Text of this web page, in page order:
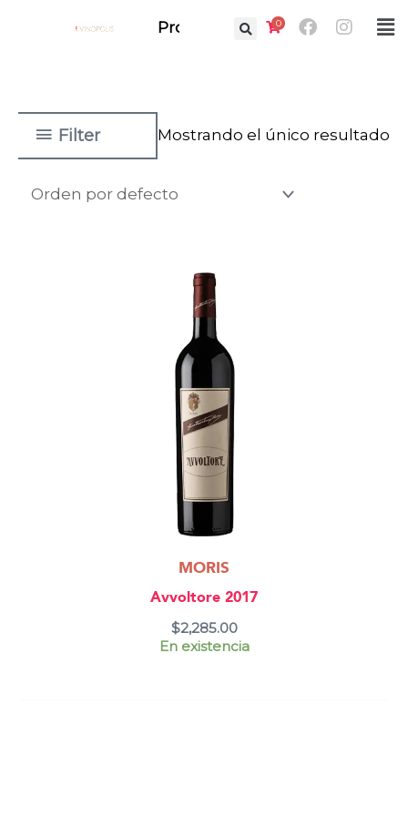
Prof. 0 Facebook
Filter Mostrando el único resultado
MORIS
Avvoltore 2017
$2,285.00
En existencia